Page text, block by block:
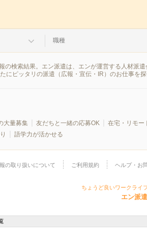
職種
の検索結果。エン派遣は、エンが運営する人材派
にピッタリの派遣（広報・宣伝・IR）のお仕事を探
大量募集 友だちと一緒の応募OK 在宅・リモー
語学力が活かせる
の取り扱いについて ご利用規約 ヘルプ・お
ちょうど良いワークライ
エン派遣